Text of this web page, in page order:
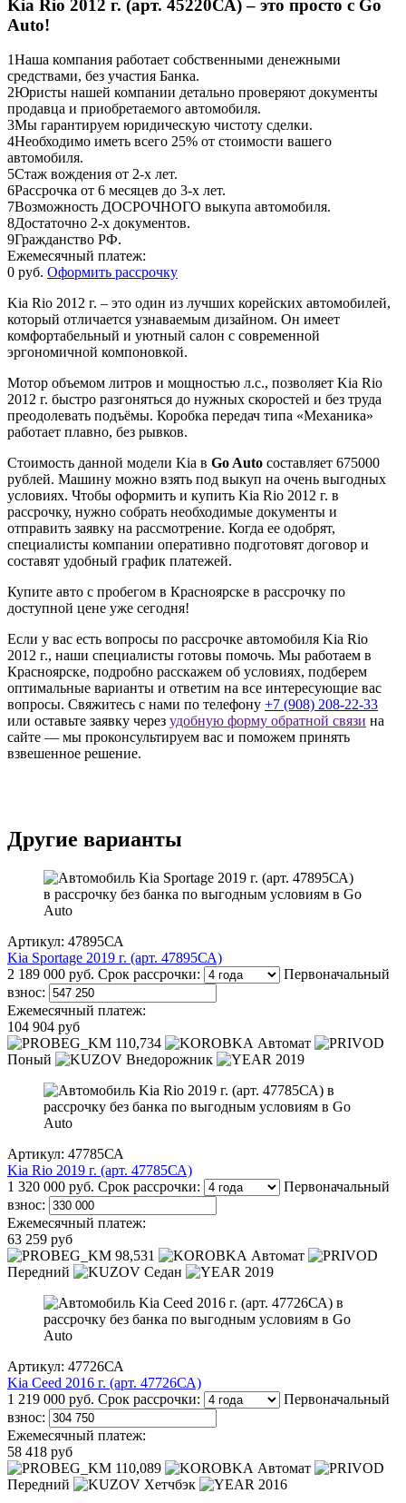
Kia Rio 2012 г. (арт. 45220СА) – это просто с Go
Auto!
1Наша компания работает собственными денежными
средствами, без участия Банка.
2Юристы нашей компании детально проверяют документы
продавца и приобретаемого автомобиля.
3Мы гарантируем юридическую чистоту сделки.
4Необходимо иметь всего 25% от стоимости вашего
автомобиля.
5Стаж вождения от 2-х лет.
6Рассрочка от 6 месяцев до 3-х лет.
7Возможность ДОСРОЧНОГО выкупа автомобиля.
8Достаточно 2-х документов.
9Гражданство РФ.
Ежемесячный платеж:
0 руб. Оформить рассрочку
Kia Rio 2012 г. – это один из лучших корейских автомобилей,
который отличается узнаваемым дизайном. Он имеет
комфортабельный и уютный салон с современной
эргономичной компоновкой.
Мотор объемом литров и мощностью л.с., позволяет Kia Rio
2012 г. быстро разгоняться до нужных скоростей и без труда
преодолевать подъёмы. Коробка передач типа «Механика»
работает плавно, без рывков.
Стоимость данной модели Kia в Go Auto составляет 675000
рублей. Машину можно взять под выкуп на очень выгодных
условиях. Чтобы оформить и купить Kia Rio 2012 г. в
рассрочку, нужно собрать необходимые документы и
отправить заявку на рассмотрение. Когда ее одобрят,
специалисты компании оперативно подготовят договор и
составят удобный график платежей.
Купите авто с пробегом в Красноярске в рассрочку по
доступной цене уже сегодня!
Если у вас есть вопросы по рассрочке автомобиля Kia Rio
2012 г., наши специалисты готовы помочь. Мы работаем в
Красноярске, подробно расскажем об условиях, подберем
оптимальные варианты и ответим на все интересующие вас
вопросы. Свяжитесь с нами по телефону +7 (908) 208-22-33
или оставьте заявку через удобную форму обратной связи на
сайте — мы проконсультируем вас и поможем принять
взвешенное решение.
Другие варианты
Артикул: 47895СА
Kia Sportage 2019 г. (арт. 47895СА)
2 189 000 руб. Срок рассрочки:
Первоначальный
взнос:
Ежемесячный платеж:
104 904 руб
110,734
Автомат
Поный
Внедорожник 2019
Артикул: 47785СА
Kia Rio 2019 г. (арт. 47785СА)
1 320 000 руб. Срок рассрочки:
Первоначальный
взнос:
Ежемесячный платеж:
63 259 руб
98,531
Автомат
Передний
Седан 2019
Артикул: 47726СА
Kia Ceed 2016 г. (арт. 47726СА)
1 219 000 руб. Срок рассрочки:
Первоначальный
взнос:
Ежемесячный платеж:
58 418 руб
110,089
Автомат
Передний
Хетчбэк 2016